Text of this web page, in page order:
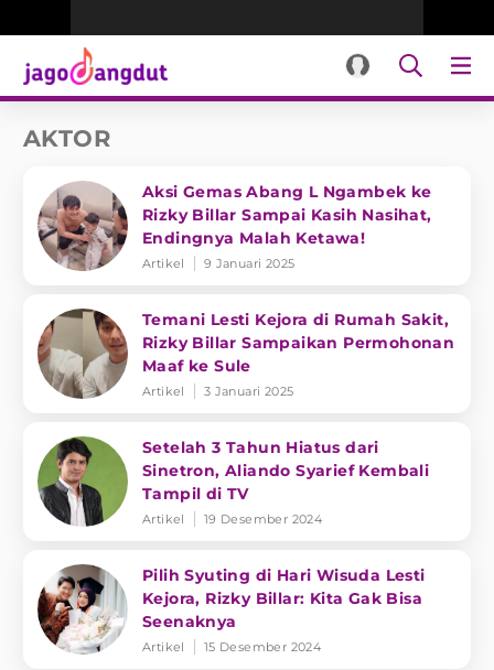
AKTOR
Aksi Gemas Abang L Ngambek ke
Rizky Billar Sampai Kasih Nasihat,
Endingnya Malah Ketawa!
Artikel 9 Januari 2025
Temani Lesti Kejora di Rumah Sakit,
Rizky Billar Sampaikan Permohonan
Maaf ke Sule
Artikel 3 Januari 2025
Setelah 3 Tahun Hiatus dari
Sinetron, Aliando Syarief Kembali
Tampil di TV
Artikel 19 Desember 2024
Pilih Syuting di Hari Wisuda Lesti
Kejora, Rizky Billar: Kita Gak Bisa
Seenaknya
Artikel 15 Desember 2024